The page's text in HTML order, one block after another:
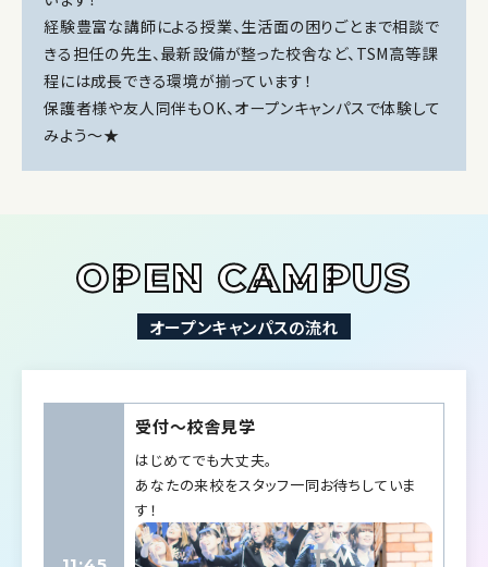
経験豊富な講師による授業、生活面の困りごとまで相談で
きる担任の先生、最新設備が整った校舎など、TSM高等課
程には成長できる環境が揃っています！
保護者様や友人同伴もOK、オープンキャンパスで体験して
みよう〜★
OPEN CAMPUS
オープンキャンパスの流れ
受付〜校舎見学
はじめてでも大丈夫。
あなたの来校をスタッフ一同お待ちしていま
す！